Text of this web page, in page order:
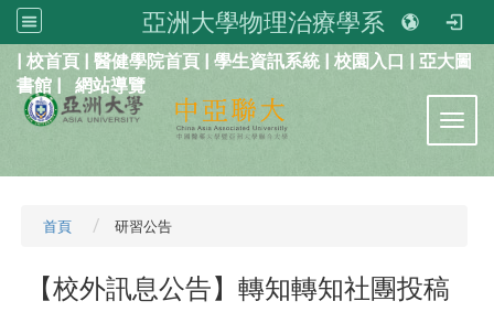
亞洲大學物理治療學系
| 校首頁 | 醫健學院首頁 | 學生資訊系統 | 校園入口 | 亞大圖
書館 | 網站導覽
首頁 研習公告
【校外訊息公告】轉知轉知社團投稿